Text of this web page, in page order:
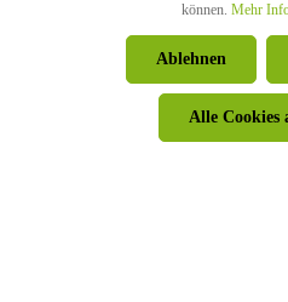
© Pircher Oberland GmbH -
nicht anders
können. Mehr
Ablehnen
Alle Cookies